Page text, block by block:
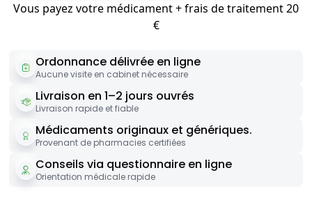
Vous payez votre médicament + frais de traitement 20
€
Ordonnance délivrée en ligne
Aucune visite en cabinet nécessaire
Livraison en 1–2 jours ouvrés
Livraison rapide et fiable
Médicaments originaux et génériques.
Provenant de pharmacies certifiées
Conseils via questionnaire en ligne
Orientation médicale rapide